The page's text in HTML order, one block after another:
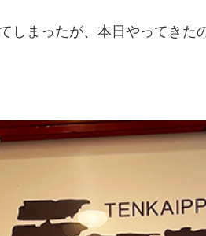
しまったが、本日やってきた